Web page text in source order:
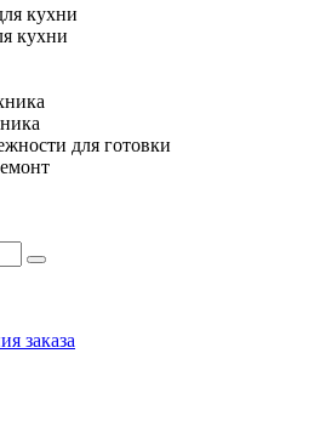
кухни
кухни
для готовки
заказа